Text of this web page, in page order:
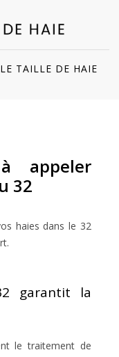
TAILLE DE HAIE
appeler
32
haies dans le 32
garantit la
le traitement de